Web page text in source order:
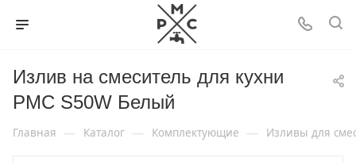
Излив на смеситель для кухни
РМС S50W Белый
Главная — Каталог — Комплектующие — Изливы для